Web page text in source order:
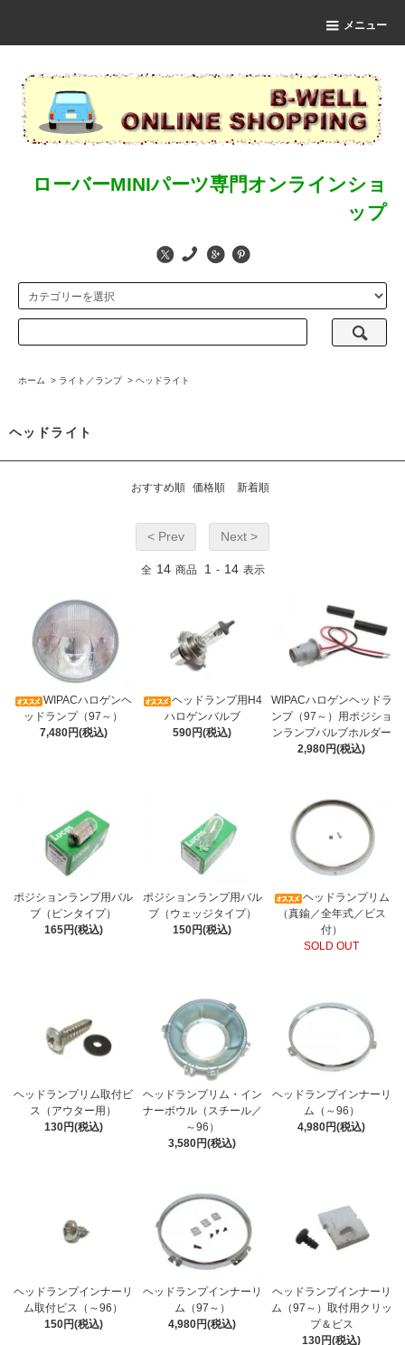
メニュー
ローバーMINIパーツ専門オンラインショ
ップ
ホーム > ライト／ランプ > ヘッドライト
ヘッドライト
おすすめ順 価格順 新着順
< Prev Next >
全 14 商品 1 - 14 表示
WIPACハロゲンヘ
ッドランプ（97～）
7,480円(税込)
ヘッドランプ用H4
ハロゲンバルブ
590円(税込)
WIPACハロゲンヘッドラ
ンプ（97～）用ポジショ
ンランプバルブホルダー
2,980円(税込)
ポジションランプ用バル
ブ（ピンタイプ）
165円(税込)
ポジションランプ用バル
ブ（ウェッジタイプ）
150円(税込)
ヘッドランプリム
（真鍮／全年式／ビス
付）
SOLD OUT
ヘッドランプリム取付ビ
ス（アウター用）
130円(税込)
ヘッドランプリム・イン
ナーボウル（スチール／
～96）
3,580円(税込)
ヘッドランプインナーリ
ム（～96）
4,980円(税込)
ヘッドランプインナーリ
ム取付ビス（～96）
150円(税込)
ヘッドランプインナーリ
ム（97～）
4,980円(税込)
ヘッドランプインナーリ
ム（97～）取付用クリッ
プ＆ビス
130円(税込)